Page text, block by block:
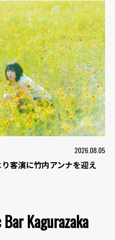
2026.08.05
客演に竹内アンナを迎え
Kagurazaka